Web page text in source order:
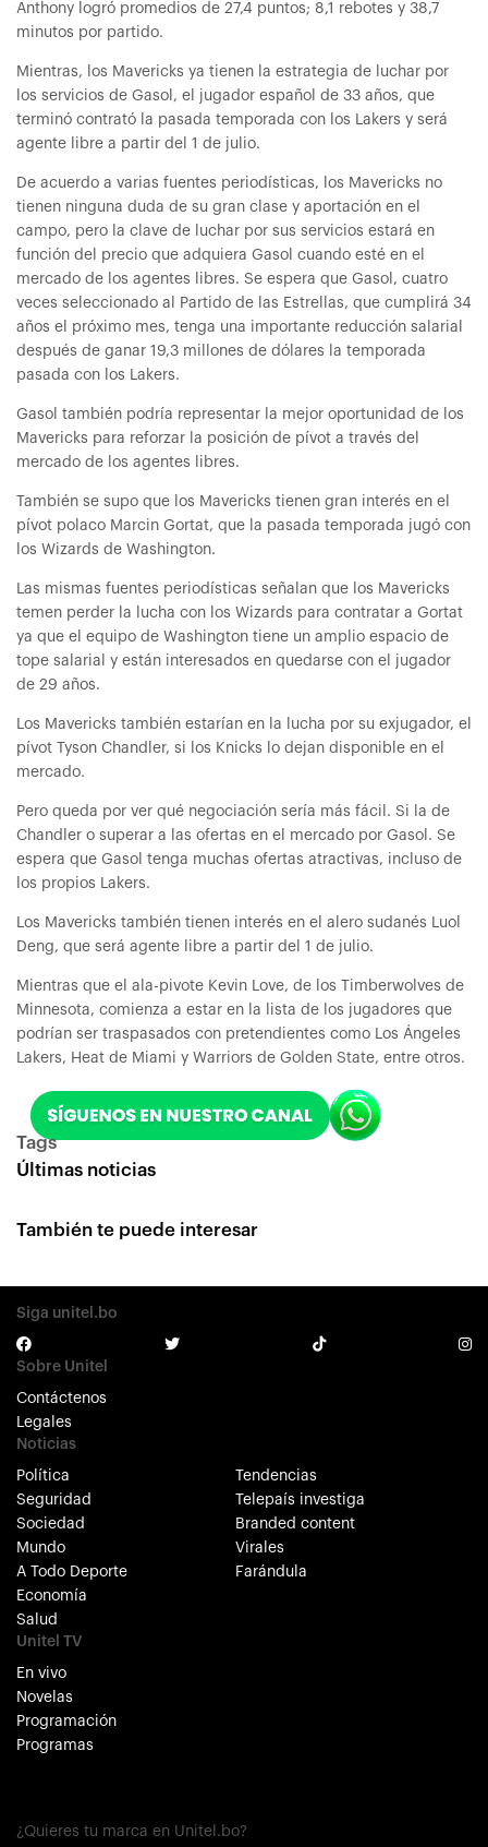
Anthony logró promedios de 27,4 puntos; 8,1 rebotes y 38,7
minutos por partido.
Mientras, los Mavericks ya tienen la estrategia de luchar por
los servicios de Gasol, el jugador español de 33 años, que
terminó contrató la pasada temporada con los Lakers y será
agente libre a partir del 1 de julio.
De acuerdo a varias fuentes periodísticas, los Mavericks no
tienen ninguna duda de su gran clase y aportación en el
campo, pero la clave de luchar por sus servicios estará en
función del precio que adquiera Gasol cuando esté en el
mercado de los agentes libres. Se espera que Gasol, cuatro
veces seleccionado al Partido de las Estrellas, que cumplirá 34
años el próximo mes, tenga una importante reducción salarial
después de ganar 19,3 millones de dólares la temporada
pasada con los Lakers.
Gasol también podría representar la mejor oportunidad de los
Mavericks para reforzar la posición de pívot a través del
mercado de los agentes libres.
También se supo que los Mavericks tienen gran interés en el
pívot polaco Marcin Gortat, que la pasada temporada jugó con
los Wizards de Washington.
Las mismas fuentes periodísticas señalan que los Mavericks
temen perder la lucha con los Wizards para contratar a Gortat
ya que el equipo de Washington tiene un amplio espacio de
tope salarial y están interesados en quedarse con el jugador
de 29 años.
Los Mavericks también estarían en la lucha por su exjugador, el
pívot Tyson Chandler, si los Knicks lo dejan disponible en el
mercado.
Pero queda por ver qué negociación sería más fácil. Si la de
Chandler o superar a las ofertas en el mercado por Gasol. Se
espera que Gasol tenga muchas ofertas atractivas, incluso de
los propios Lakers.
Los Mavericks también tienen interés en el alero sudanés Luol
Deng, que será agente libre a partir del 1 de julio.
Mientras que el ala-pivote Kevin Love, de los Timberwolves de
Minnesota, comienza a estar en la lista de los jugadores que
podrían ser traspasados con pretendientes como Los Ángeles
Lakers, Heat de Miami y Warriors de Golden State, entre otros.
Tags
Últimas noticias
También te puede interesar
Siga unitel.bo
Sobre Unitel
Contáctenos
Legales
Noticias
Política
Seguridad
Sociedad
Mundo
A Todo Deporte
Economía
Salud
Tendencias
Telepaís investiga
Branded content
Virales
Farándula
Unitel TV
En vivo
Novelas
Programación
Programas
¿Quieres tu marca en Unitel.bo?